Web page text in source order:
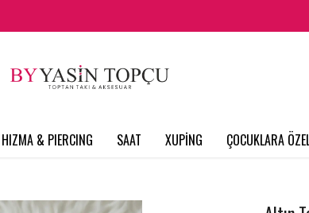
HIZMA & PIERCING SAAT XUPİNG ÇOCUKLARA